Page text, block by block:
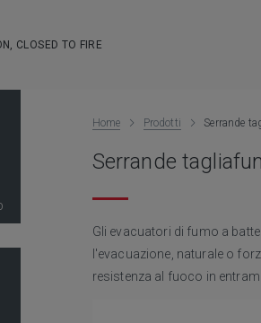
CLOSED TO FIRE
Home Prodotti Serrande
Serrande
Gli evacuatori di fumo a
l'evacuazione, naturale o
resistenza al fuoco in